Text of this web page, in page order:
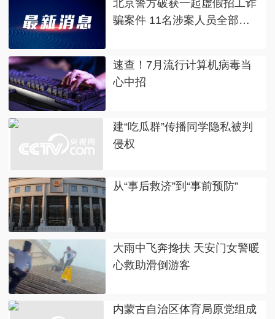
北京警方破获一起虚假招工诈
骗案件 11名涉案人员全部落
速查！7月流行计算机病毒当
心中招
建“吃瓜群”传播同学隐私被判
侵权
从“事后救济”到“事前预防”
大雨中飞奔搀扶 天安门女警暖
心救助滑倒游客
内蒙古自治区体育局原党组成